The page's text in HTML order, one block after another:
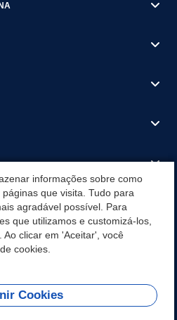
DE PROTEÇÃO ÀS MULHERES
COM AÇÕES DE
informações sobre como
que visita. Tudo para
agradável possível. Para
que utilizamos e customizá-los,
clicar em 'Aceitar', você
cookies.
Cookies
Como